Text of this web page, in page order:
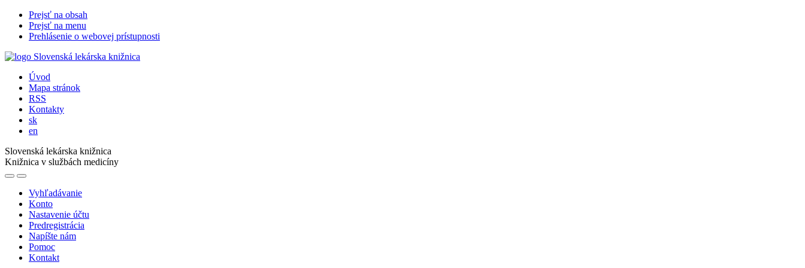
Prejsť na obsah
Prejsť na menu
Prehlásenie o webovej prístupnosti
Úvod
Mapa stránok
RSS
Kontakty
sk
en
Slovenská lekárska knižnica
Knižnica v službách medicíny
Vyhľadávanie
Konto
Nastavenie účtu
Predregistrácia
Napíšte nám
Pomoc
Kontakt